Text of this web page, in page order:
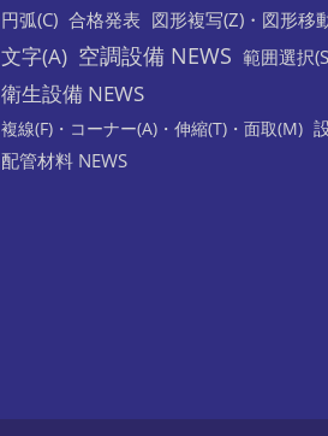
円弧(C) 合格発表 図形複写(Z)・図形移
文字(A) 空調設備 NEWS 範囲選択
衛生設備 NEWS
複線(F)・コーナー(A)・伸縮(T)・面取(M)
配管材料 NEWS